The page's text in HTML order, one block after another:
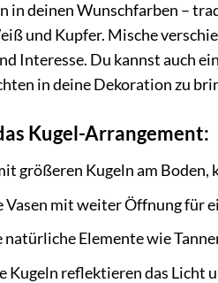
in deinen Wunschfarben –
und Kupfer. Mische
Interesse. Du kannst auch
in deine Dekoration zu
Kugel-Arrangement:
größeren Kugeln am Boden,
Vasen mit weiter Öffnung für
Elemente wie
Kugeln reflektieren das Licht